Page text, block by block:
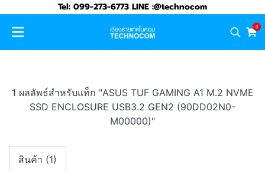
Tel: 099-273-6773 LINE :@technocom
0
1 ผลลัพธ์สำหรับแท็ก "ASUS TUF GAMING A1 M.2 NVME
SSD ENCLOSURE USB3.2 GEN2 (90DD02N0-
M00000)"
สินค้า (1)